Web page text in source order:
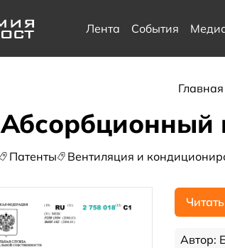
Лента События
Главная
Абсорбционный
Патенты Вентиляция и
Читать
Автор: